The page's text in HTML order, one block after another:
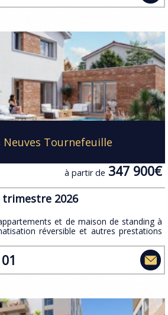
Neuves Tournefeuille
à partir de 347 900€
trimestre 2026
et de maison de standing à
réversible et autres prestations